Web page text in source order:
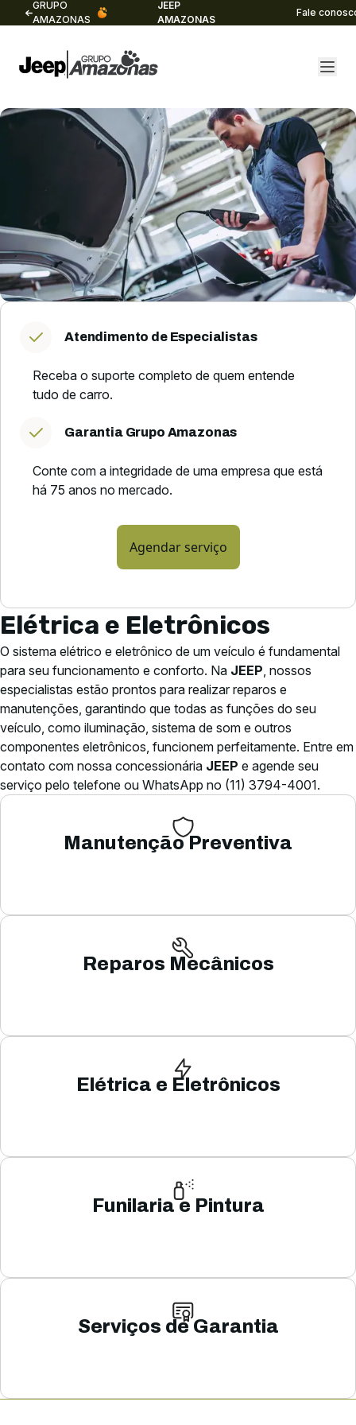
GRUPO
AMAZONAS
JEEP
AMAZONAS
Fale
Atendimento de Especialistas
Receba o suporte completo de quem entende
tudo de carro.
Garantia Grupo Amazonas
Conte com a integridade de uma empresa que está
há 75 anos no mercado.
Agendar serviço
Elétrica e Eletrônicos
O sistema elétrico e eletrônico de um veículo é fundamental
para seu funcionamento e conforto. Na JEEP, nossos
especialistas estão prontos para realizar reparos e
manutenções, garantindo que todas as funções do seu
veículo, como iluminação, sistema de som e outros
componentes eletrônicos, funcionem perfeitamente. Entre em
contato com nossa concessionária JEEP e agende seu
serviço pelo telefone ou WhatsApp no (11) 3794-4001.
Manutenção Preventiva
Reparos Mecânicos
Elétrica e Eletrônicos
Funilaria e Pintura
Serviços de Garantia